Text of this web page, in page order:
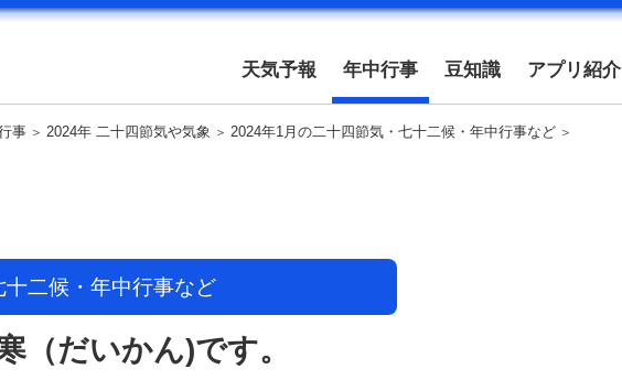
天気予報 年中行事 豆知識 アプリ紹介
事 2024年 二十四節気や気象
2024年1月の二十四節気・七十二候・年中行事など
二候・年中行事など
（だいかん)です。